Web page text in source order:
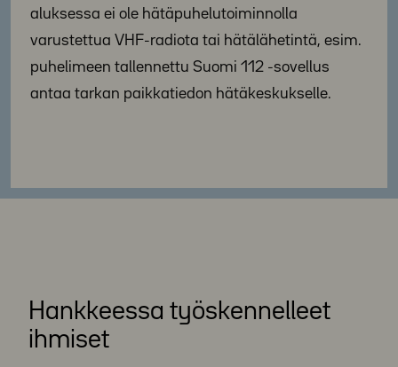
aluksessa ei ole hätäpuhelutoiminnolla
varustettua VHF-radiota tai hätälähetintä, esim.
puhelimeen tallennettu Suomi 112 -sovellus
antaa tarkan paikkatiedon hätäkeskukselle.
Hankkeessa työskennelleet
ihmiset